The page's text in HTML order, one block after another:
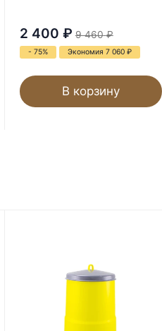
2 400 ₽ 9 460 ₽
- 75% Экономия 7 060 ₽
В корзину